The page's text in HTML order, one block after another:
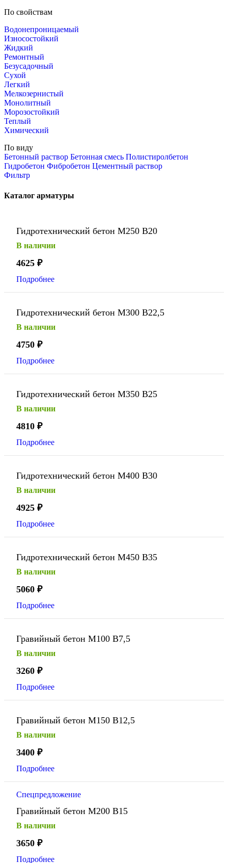
По свойствам
Водонепроницаемый
Износостойкий
Жидкий
Ремонтный
Безусадочный
Сухой
Легкий
Мелкозернистый
Монолитный
Морозостойкий
Теплый
Химический
По виду
Бетонный раствор Бетонная смесь Полистиролбетон
Гидробетон Фибробетон Цементный раствор
Фильтр
Каталог арматуры
Гидротехнический бетон М250 В20
В наличии
4625 ₽
Подробнее
Гидротехнический бетон М300 В22,5
В наличии
4750 ₽
Подробнее
Гидротехнический бетон М350 В25
В наличии
4810 ₽
Подробнее
Гидротехнический бетон М400 В30
В наличии
4925 ₽
Подробнее
Гидротехнический бетон М450 В35
В наличии
5060 ₽
Подробнее
Гравийный бетон М100 В7,5
В наличии
3260 ₽
Подробнее
Гравийный бетон М150 В12,5
В наличии
3400 ₽
Подробнее
Спецпредложение
Гравийный бетон М200 В15
В наличии
3650 ₽
Подробнее